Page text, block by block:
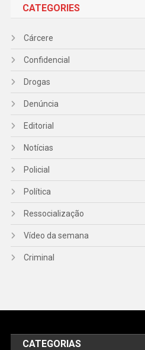
CATEGORIES
Cárcere
Confidencial
Drogas
Denúncia
Editorial
Notícias
Policial
Política
Ressocialização
Vídeo da semana
Criminal
CATEGORIAS